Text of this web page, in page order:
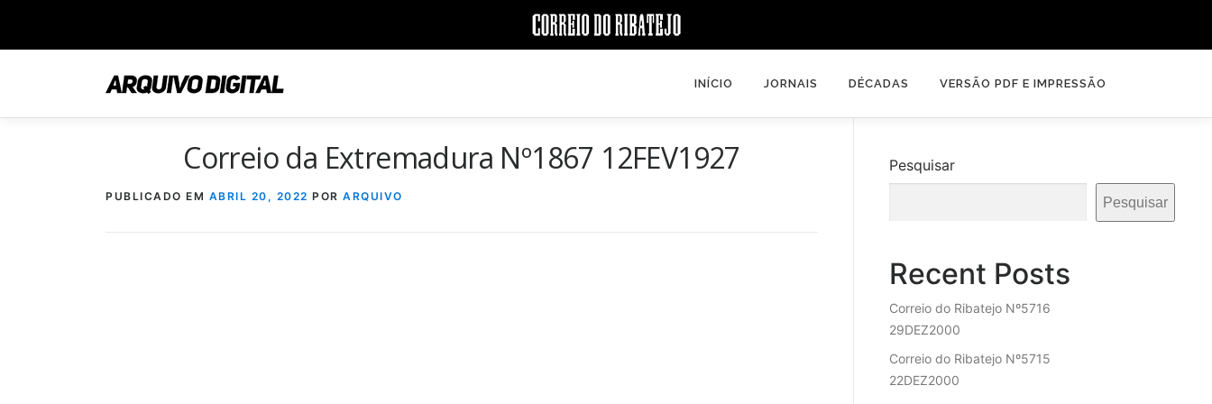
INÍCIO JORNAIS DÉCADAS VERSÃO PDF E IMPRESSÃO
Correio da Extremadura Nº1867 12FEV1927
PUBLICADO EM ABRIL 20, 2022 POR ARQUIVO
Pesquisar
Pesquisar
Recent Posts
Correio do Ribatejo Nº5716
29DEZ2000
Correio do Ribatejo Nº5715
22DEZ2000